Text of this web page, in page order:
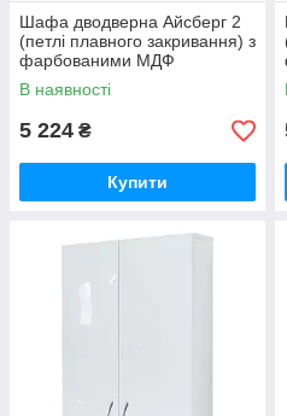
Шафа дводверна Айсберг 2
(петлі плавного закривання) з
фарбованими МДФ
фасадами ширина 650
МАКСІ-МЕбель
В наявності
5 224 ₴
Купити